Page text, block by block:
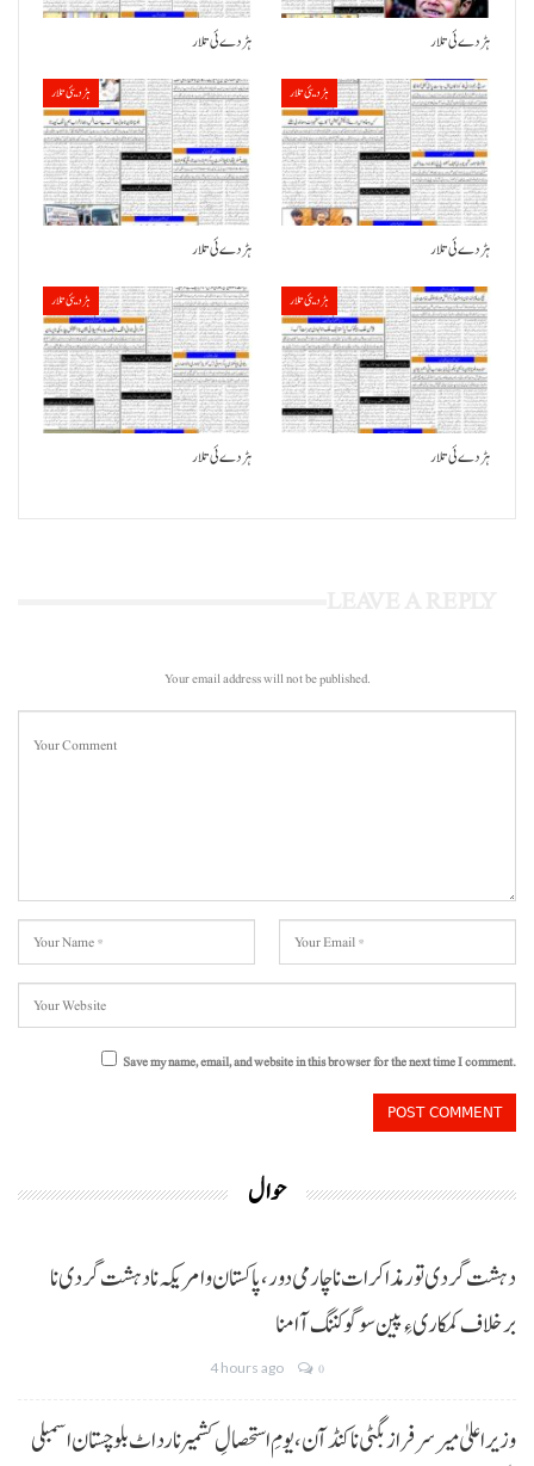
ہڑدے ئی تلار ہڑدے ئی تلار
ہڑدیئی تلار
ہڑدے ئی تلار
ہڑدیئی تلار
ہڑدے ئی تلار
ہڑدیئی تلار
ہڑدے ئی تلار
ہڑدیئی تلار
ہڑدے ئی تلار
Your email address will not be published.
Save my name, email, and website in this browser for the next time I comment.
حوال
دہشت گردی تور مذاکرات نا چارمی دور،پاکستان و امریکہ نا دہشت گردی نا
برخلاف کمکاری ءِ پین سوگو کننگ آ امنا
4 hours ago 0
وزیراعلیٰ میر سرفراز بگٹی نا کنڈ آن،یومِ استحصالِ کشمیر نا رد اٹ بلوچستان اسمبلی